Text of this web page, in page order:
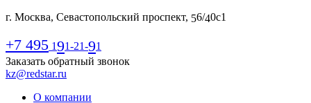
г. Москва, Севастопольский проспект, 56/40с1
+7 495 191-21-91
Заказать обратный звонок
kz@redstar.ru
О компании